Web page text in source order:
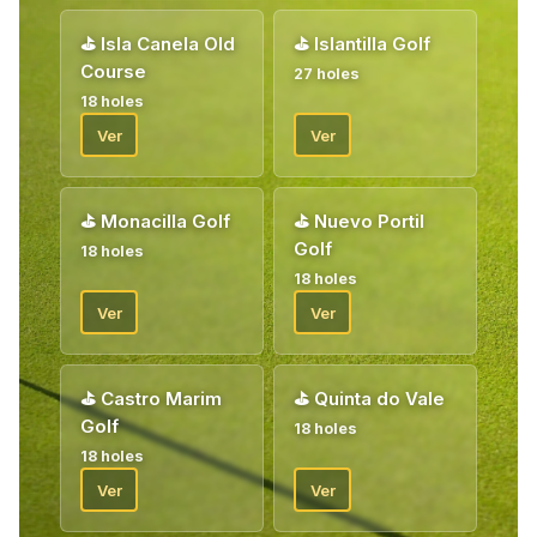
⛳ Isla Canela Old
Course
18 holes
Ver
⛳ Islantilla Golf
27 holes
Ver
⛳ Monacilla Golf
18 holes
Ver
⛳ Nuevo Portil
Golf
18 holes
Ver
⛳ Castro Marim
Golf
18 holes
Ver
⛳ Quinta do Vale
18 holes
Ver